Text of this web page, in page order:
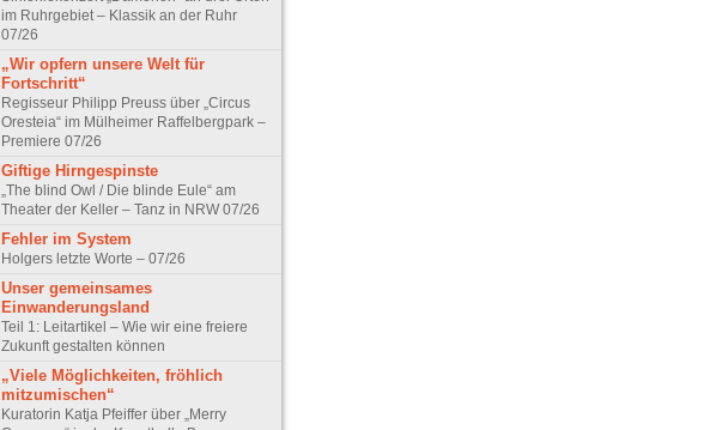
im Ruhrgebiet – Klassik an der Ruhr
07/26
„Wir opfern unsere Welt für
Fortschritt“
Regisseur Philipp Preuss über „Circus
Oresteia“ im Mülheimer Raffelbergpark –
Premiere 07/26
Giftige Hirngespinste
„The blind Owl / Die blinde Eule“ am
Theater der Keller – Tanz in NRW 07/26
Fehler im System
Holgers letzte Worte – 07/26
Unser gemeinsames
Einwanderungsland
Teil 1: Leitartikel – Wie wir eine freiere
Zukunft gestalten können
„Viele Möglichkeiten, fröhlich
mitzumischen“
Kuratorin Katja Pfeiffer über „Merry